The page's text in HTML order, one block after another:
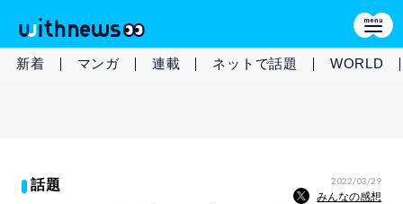
新着 マンガ 連載 ネットで話題 WORLD
話題 2022/03/29
みんなの感想